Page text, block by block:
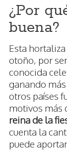
¿Por
buena?
Esta
otoño, por
conocida
ganando
otros países
motivos más
reina de la
cuenta la
puede